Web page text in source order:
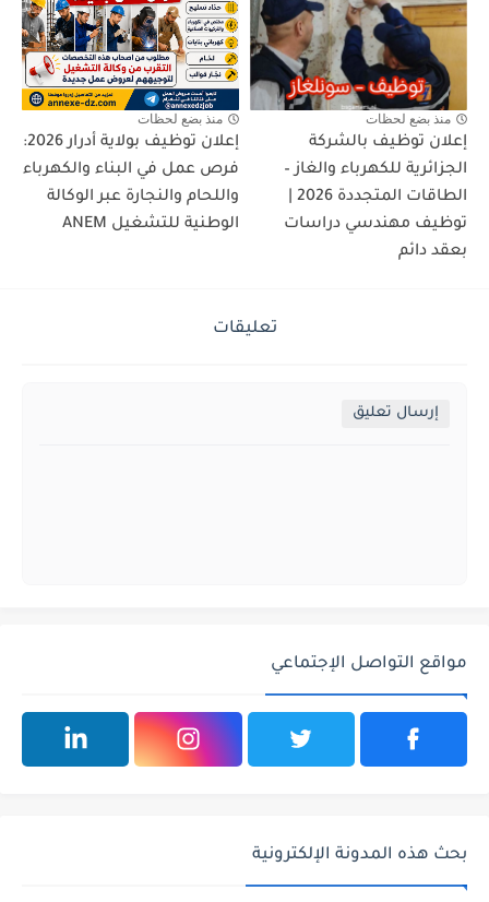
منذ بضع لحظات
إعلان توظيف بالشركة
الجزائرية للكهرباء والغاز –
توظيف مهندسي دراسات
بعقد دائم
منذ بضع لحظات
إعلان توظيف بولاية أدرار 2026:
فرص عمل في البناء والكهرباء
واللحام والنجارة عبر الوكالة
الوطنية للتشغيل ANEM
تعليقات
إرسال تعليق
مواقع التواصل الإجتماعي
بحث هذه المدونة الإلكترونية